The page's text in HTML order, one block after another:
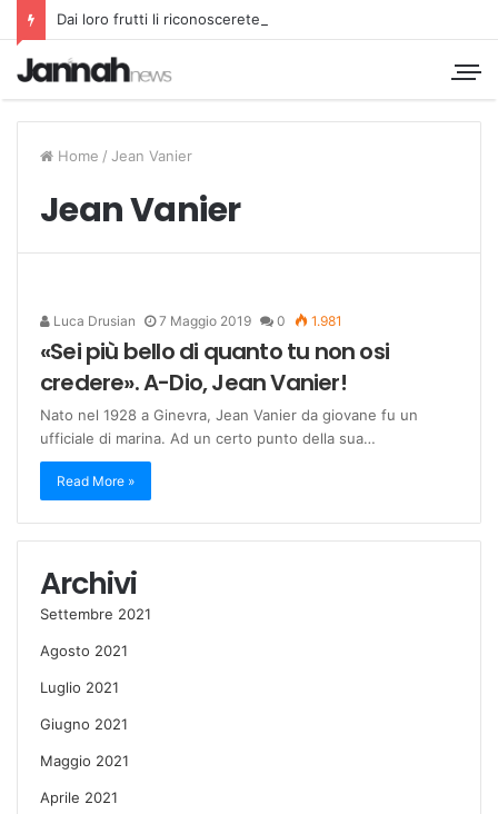
Dai loro frutti li riconoscerete
Home / Jean Vanier
Jean Vanier
Luca Drusian 7 Maggio 2019 0 1.981
«Sei più bello di quanto tu non osi
credere». A-Dio, Jean Vanier!
Nato nel 1928 a Ginevra, Jean Vanier da giovane fu un
ufficiale di marina. Ad un certo punto della sua…
Read More »
Archivi
Settembre 2021
Agosto 2021
Luglio 2021
Giugno 2021
Maggio 2021
Aprile 2021